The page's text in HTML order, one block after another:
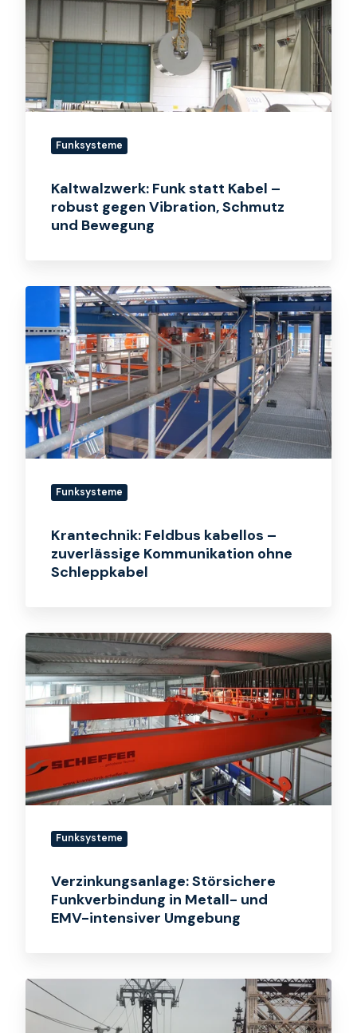
Kabel
robust
gegen
Vibration,
Schmutz
Bewegung
Funksysteme
Kaltwalzwerk: Funk statt Kabel –
robust gegen Vibration, Schmutz
und Bewegung
Krantechnik:
Feldbus
kabellos
zuverlässige
Kommunikation
ohne
Schleppkabel
Funksysteme
Krantechnik: Feldbus kabellos –
zuverlässige Kommunikation ohne
Schleppkabel
Verzinkungsanlage:
Störsichere
Funkverbindung
in
und
EMV-
intensiver
Umgebung
Funksysteme
Verzinkungsanlage: Störsichere
Funkverbindung in Metall- und
EMV-intensiver Umgebung
Seilbahn
in